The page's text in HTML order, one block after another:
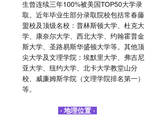
生曾连续三年100%被美国TOP50大学录
取。近年毕业生部分录取院校包括常春藤
盟校及顶级名校：普林斯顿大学、杜克大
学、康奈尔大学、西北大学、约翰霍普金
斯大学、圣路易斯华盛顿大学等。其他顶
尖大学及文理学院：埃默里大学、弗吉尼
亚大学、纽约大学、北卡大学教堂山分
校、威廉姆斯学院（文理学院排名第一）
等。
· 地理位置 ·